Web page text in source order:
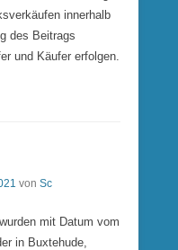
innerhalb
des Beitrags
und Käufer erfolgen.
von Sc
mit Datum vom
in Buxtehude,